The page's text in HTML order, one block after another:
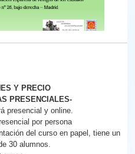
Y PRECIO
PRESENCIALES-
presencial y online.
por persona
del curso en papel, tiene un
30 alumnos.